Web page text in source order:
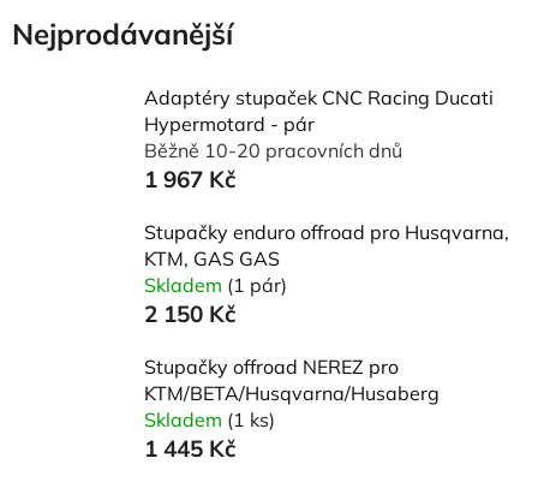
Nejprodávanější
Adaptéry stupaček CNC Racing Ducati
Hypermotard - pár
Běžně 10-20 pracovních dnů
1 967 Kč
Stupačky enduro offroad pro Husqvarna,
KTM, GAS GAS
Skladem (1 pár)
2 150 Kč
Stupačky offroad NEREZ pro
KTM/BETA/Husqvarna/Husaberg
Skladem (1 ks)
1 445 Kč